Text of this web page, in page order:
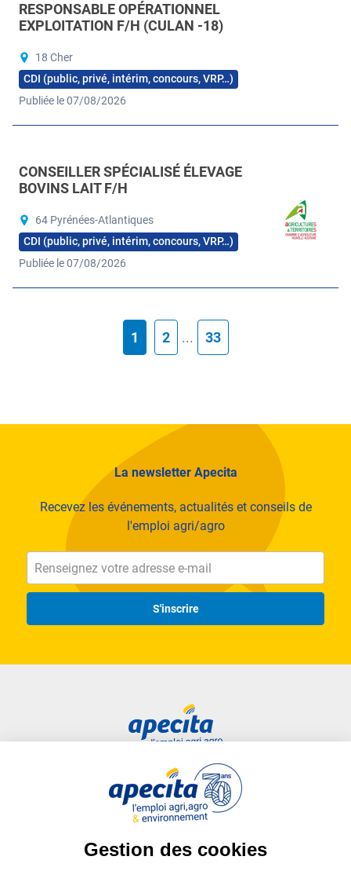
RESPONSABLE OPÉRATIONNEL
EXPLOITATION F/H (CULAN -18)
18 Cher
CDI (public, privé, intérim, concours, VRP…)
Publiée le 07/08/2026
CONSEILLER SPÉCIALISÉ ÉLEVAGE
BOVINS LAIT F/H
64 Pyrénées-Atlantiques
CDI (public, privé, intérim, concours, VRP…)
Publiée le 07/08/2026
1 2 ... 33
La newsletter Apecita
Recevez les événements, actualités et conseils de
l'emploi agri/agro
S'inscrire
Liens utiles
Plan du site